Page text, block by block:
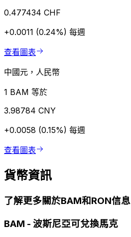
0.477434 CHF
+0.0011 (0.24%) 每週
查看圖表
中國元，人民幣
1 BAM 等於
3.98784 CNY
+0.0058 (0.15%) 每週
查看圖表
貨幣資訊
了解更多關於BAM和RON信息
BAM - 波斯尼亞可兌換馬克